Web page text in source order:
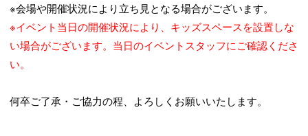
※会場や開催状況により立ち見となる場合がございます。
※イベント当日の開催状況により、キッズスペースを設置しな
い場合がございます。当日のイベントスタッフにご確認くださ
い。
何卒ご了承・ご協力の程、よろしくお願いいたします。